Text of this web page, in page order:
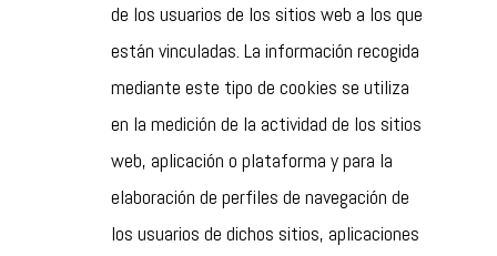
de los usuarios de los sitios web a los que
están vinculadas. La información recogida
mediante este tipo de cookies se utiliza
en la medición de la actividad de los sitios
web, aplicación o plataforma y para la
elaboración de perfiles de navegación de
los usuarios de dichos sitios, aplicaciones